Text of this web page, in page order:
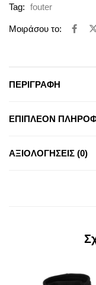
Tag: fouter
Μοιράσου το:
ΠΕΡΙΓΡΑΦΉ
ΕΠΙΠΛΈΟΝ
ΑΞΙΟΛΟΓΉΣΕΙΣ (0)